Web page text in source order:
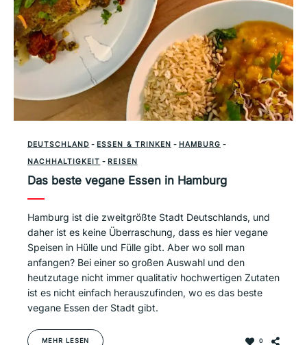
DEUTSCHLAND - ESSEN & TRINKEN - HAMBURG -
NACHHALTIGKEIT - REISEN
Das beste vegane Essen in Hamburg
Hamburg ist die zweitgrößte Stadt Deutschlands, und
daher ist es keine Überraschung, dass es hier vegane
Speisen in Hülle und Fülle gibt. Aber wo soll man
anfangen? Bei einer so großen Auswahl und den
heutzutage nicht immer qualitativ hochwertigen Zutaten
ist es nicht einfach herauszufinden, wo es das beste
vegane Essen der Stadt gibt.
MEHR LESEN 0